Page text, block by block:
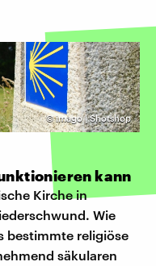
©imago | Shotshop
kann
Kirche in
Wie
bestimmte religiöse
säkularen